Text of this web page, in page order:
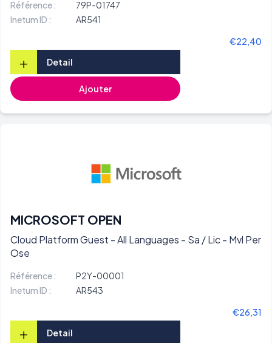
Référence :
79P-01747
Inetum ID :
AR541
€22,40
+ Detail
Ajouter
MICROSOFT OPEN
Cloud Platform Guest - All Languages - Sa / Lic - Mvl Per
Ose
Référence :
P2Y-00001
Inetum ID :
AR543
€26,31
+ Detail